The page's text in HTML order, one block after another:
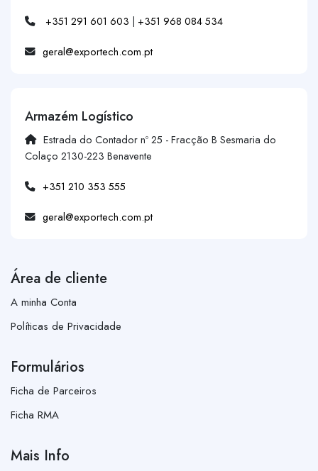
+351 291 601 603 | +351 968 084 534
geral@exportech.com.pt
Armazém Logístico
Estrada do Contador nº 25 - Fracção B Sesmaria do
Colaço 2130-223 Benavente
+351 210 353 555
geral@exportech.com.pt
Área de cliente
A minha Conta
Políticas de Privacidade
Formulários
Ficha de Parceiros
Ficha RMA
Mais Info